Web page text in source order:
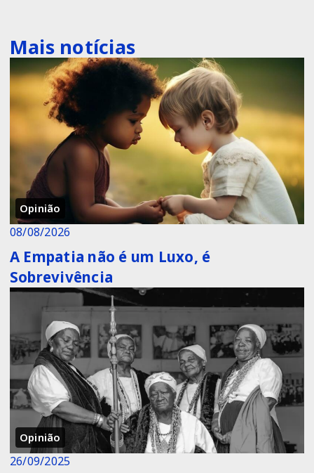
Mais notícias
Opinião
08/08/2026
A Empatia não é um Luxo, é
Sobrevivência
Opinião
26/09/2025